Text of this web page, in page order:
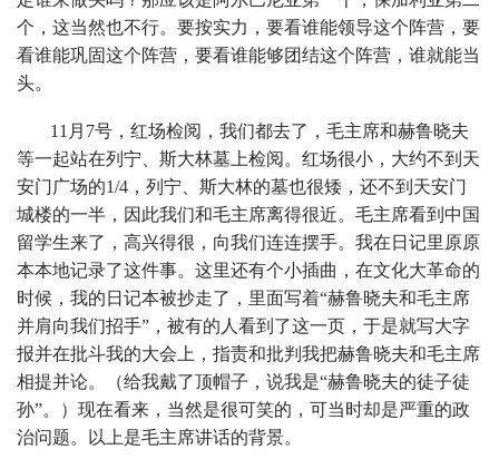
个，这当然也不行。要按实力，要看谁能领导这个阵营，要
看谁能巩固这个阵营，要看谁能够团结这个阵营，谁就能当
头。
11月7号，红场检阅，我们都去了，毛主席和赫鲁晓夫
等一起站在列宁、斯大林墓上检阅。红场很小，大约不到天
安门广场的1/4，列宁、斯大林的墓也很矮，还不到天安门
城楼的一半，因此我们和毛主席离得很近。毛主席看到中国
留学生来了，高兴得很，向我们连连摆手。我在日记里原原
本本地记录了这件事。这里还有个小插曲，在文化大革命的
时候，我的日记本被抄走了，里面写着“赫鲁晓夫和毛主席
并肩向我们招手”，被有的人看到了这一页，于是就写大字
报并在批斗我的大会上，指责和批判我把赫鲁晓夫和毛主席
相提并论。（给我戴了顶帽子，说我是“赫鲁晓夫的徒子徒
孙”。）现在看来，当然是很可笑的，可当时却是严重的政
治问题。以上是毛主席讲话的背景。